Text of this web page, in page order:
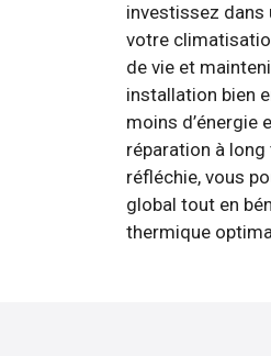
investissez dans
votre
de vie et
installation bien
moins d’énergie
réparation à
réfléchie, vous
global tout en
thermique